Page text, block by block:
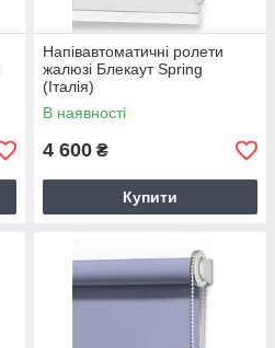
Напівавтоматичні ролети
жалюзі Блекаут Spring
(Італія)
В наявності
4 600 ₴
Купити